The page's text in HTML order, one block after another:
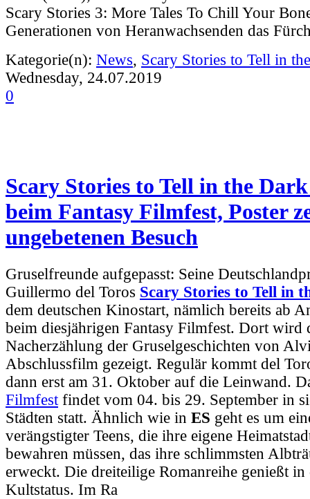
Scary Stories 3: More Tales To Chill Your
Generationen von Heranwachsenden das
Kategorie(n): News, Scary Stories to Tell in
Wednesday, 24.07.2019
0
Scary Stories to Tell in the
beim Fantasy Filmfest, Poster
ungebetenen Besuch
Gruselfreunde aufgepasst: Seine
Guillermo del Toros Scary Stories to Tell in
dem deutschen Kinostart, nämlich bereits ab
beim diesjährigen Fantasy Filmfest. Dort wird
Nacherzählung der Gruselgeschichten von
Abschlussfilm gezeigt. Regulär kommt del
dann erst am 31. Oktober auf die Leinwand.
Filmfest findet vom 04. bis 29. September in
Städten statt. Ähnlich wie in ES geht es um
verängstigter Teens, die ihre eigene
bewahren müssen, das ihre schlimmsten
erweckt. Die dreiteilige Romanreihe genießt
Kultstatus. Im Ra